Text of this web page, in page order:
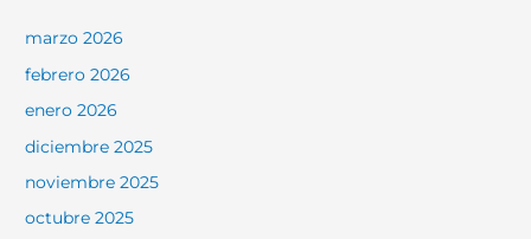
marzo 2026
febrero 2026
enero 2026
diciembre 2025
noviembre 2025
octubre 2025